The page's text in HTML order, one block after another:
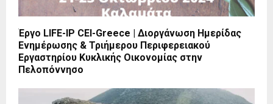
Έργο LIFE-IP CEI-Greece | Διοργάνωση Ημερίδας
Ενημέρωσης & Τριήμερου Περιφερειακού
Εργαστηρίου Κυκλικής Οικονομίας στην
Πελοπόννησο